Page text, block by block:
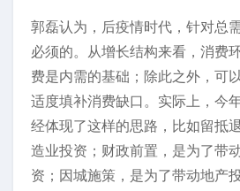
郭磊认为，后疫情时代，针对总
必须的。从增长结构来看，消费
费是内需的基础；除此之外，可
适度填补消费缺口。实际上，今
经体现了这样的思路，比如留抵
造业投资；财政前置，是为了带
资；因城施策，是为了带动地产